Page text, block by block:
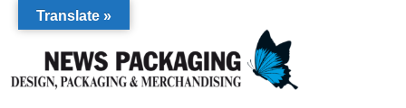
Translate »